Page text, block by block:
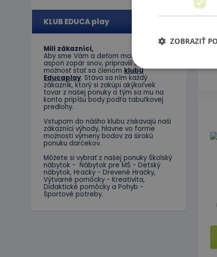
KLUB EDUCA play
Milí zákazníci,
Aby sme Vám a deťom mohli vyplniť
aspoň zopár snov, pripravili sme Vám
možnosť stať sa členom klubu
Educaplay. Stáva sa ním každý
zákazník, ktorý si zakúpi akýkoľvek
tovar z našej ponuky a tým sa mu na
konto pripíšu body podľa tabuľkovej
predlohy.
Vstupom do nášho klubu získavajú naši
zákazníci výhody, hlavne vo forme
možnosti výmeny bodov za širokú
ponuku darčekov.
Môžete si vybrať z našej ponuky Školský
nábytok - Nábytok pre MŠ - Detský
nábytok, Hračky - Drevené Hračky,
Výtvarné pomôcky - Kreativita,
Didaktické pomôcky a Pohyb -
Športové potreby.
ZOBRAZIŤ
Nevyhnutne
Webová lokalita sa